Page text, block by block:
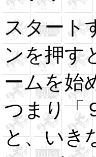
スタート
ンを押す
ームを始
つまり「
と、いき